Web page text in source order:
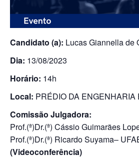
Candidato (a): Lucas Giannella de
Dia: 13/08/2023
Horário: 14h
Local: PRÉDIO DA ENGENHARIA
Comissão Julgadora:
Prof.(ª)Dr.(ª) Cássio Guimarães
Prof.(ª)Dr.(ª) Ricardo Suyama–
(Videoconferência)